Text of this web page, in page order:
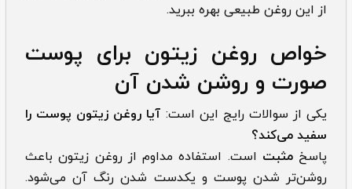
از این روغن طبیعی بهره ببرید.
خواص روغن زیتون برای پوست
صورت و روشن شدن آن
یکی از سوالات رایج این است: آیا روغن زیتون پوست را
سفید می‌کند؟
پاسخمثبت است. استفاده مداوم از روغن زیتون باعث
روشن‌تر شدن پوست و یکدست شدن رنگ آن می‌شود.